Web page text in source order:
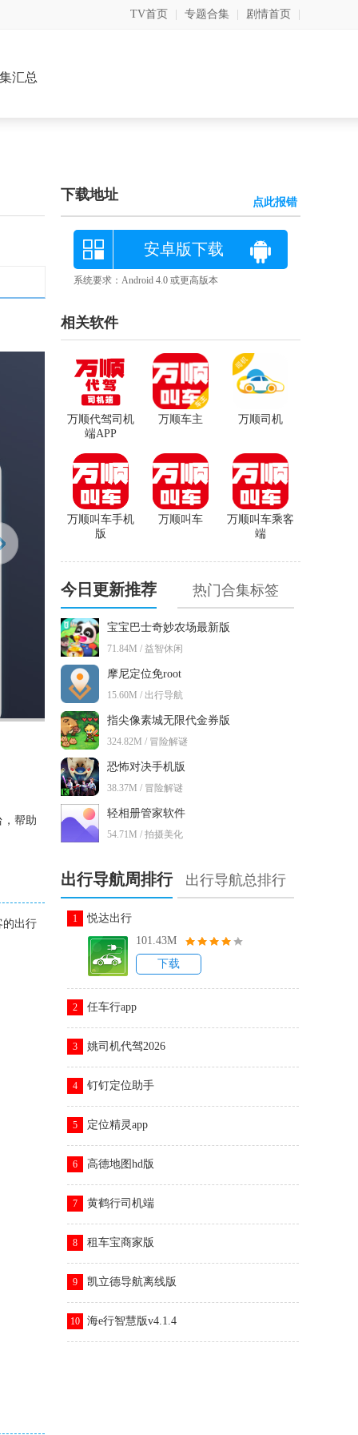
TV首页 专题合集 剧情首页
汇总
，帮助
的出行
下载地址 点此报错
安卓版下载
系统要求：Android 4.0 或更高版本
相关软件
万顺司机
万顺车主
万顺代驾司机
端APP
万顺叫车乘客
端
万顺叫车
万顺叫车手机
版
今日更新推荐 热门合集标签
宝宝巴士奇妙农场最新版
71.84M / 益智休闲
摩尼定位免root
15.60M / 出行导航
指尖像素城无限代金券版
324.82M / 冒险解谜
恐怖对决手机版
38.37M / 冒险解谜
轻相册管家软件
54.71M / 拍摄美化
出行导航周排行 出行导航总排行
1
悦达出行
101.43M
下载
2 任车行app
3 姚司机代驾2026
4 钉钉定位助手
5 定位精灵app
6 高德地图hd版
7 黄鹤行司机端
8 租车宝商家版
9 凯立德导航离线版
10 海e行智慧版v4.1.4